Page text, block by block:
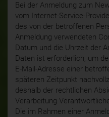
Bei der Anmeldung zum
vom Internet-Service-
des von der betroffenen
Anmeldung verwendeten
Datum und die Uhrzeit der
Daten ist erforderlich, um
E-Mail-Adresse einer
späteren Zeitpunkt
deshalb der rechtlichen
Verarbeitung
Die im Rahmen einer